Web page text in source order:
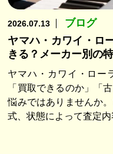
2026.07.13
ブログ
ヤマハ・カワイ・ロ
きる？メーカー別の
ヤマハ・カワイ・ロー
「買取できるのか」「
悩みではありませんか
式、状態によって査定